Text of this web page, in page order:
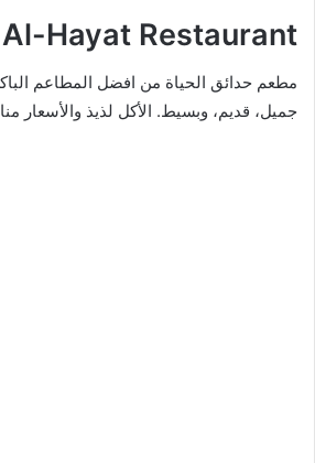
Al-Hayat Restaurant
مطعم حدائق الحياة من افضل المطاعم
جميل، قديم، وبسيط. الأكل لذيذ والأسعار